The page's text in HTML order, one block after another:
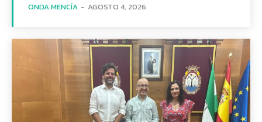
ONDA MENCÍA - AGOSTO 4, 2026